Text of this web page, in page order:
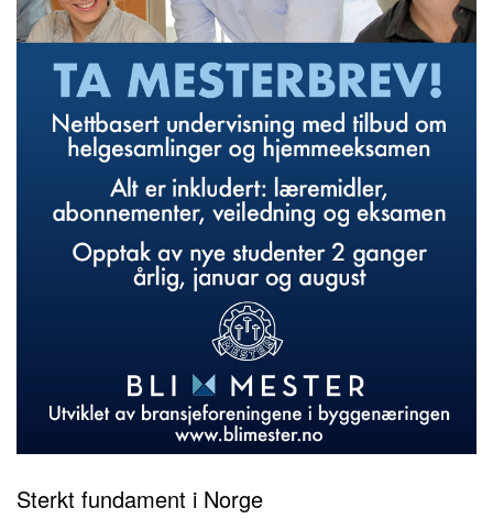
Sterkt fundament i Norge